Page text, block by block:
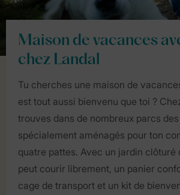
Maison de vacances
chez Landal
Tu cherches une maison de
est tout aussi bienvenu que toi ?
trouves dans de nombreux parcs
spécialement aménagés pour ton
quatre pattes. Avec un jardin clôturé
peut courir librement, un panier
cage de transport et un kit de